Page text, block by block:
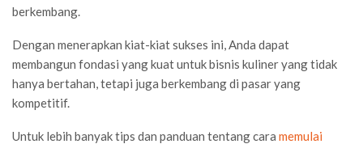
berkembang.
Dengan menerapkan kiat-kiat sukses ini, Anda dapat
membangun fondasi yang kuat untuk bisnis kuliner yang tidak
hanya bertahan, tetapi juga berkembang di pasar yang
kompetitif.
Untuk lebih banyak tips dan panduan tentang cara memulai